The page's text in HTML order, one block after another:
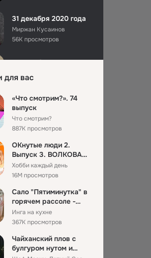
31 декабря 2020 года
Миржан Кусаинов
56K просмотров
31 декабря 2017
2K просмотров
31 мая День памяти
жертв политических
репрессий
24K просмотров
31
lacartoons Oficial
11K просмотров
31 августа 2022
Елена Судакова (Белоус)
512 просмотров
31 декабря 2018
Катя Попова
для вас
«Что смотрим?». 74
выпуск
Что смотрим?
887K просмотров
ОКнутые люди 2.
Выпуск 3. ВОЛКОВА
и ЧЕХОВА против
ГАВРИЛИНО...
Хобби каждый день
16M просмотров
Сало "Пятиминутка" в
горячем рассоле -
ИДЕАЛЬНАЯ
ЗАКУСКА НА ...
Инга на кухне
367K просмотров
Чайханский плов с
булгуром нутом и